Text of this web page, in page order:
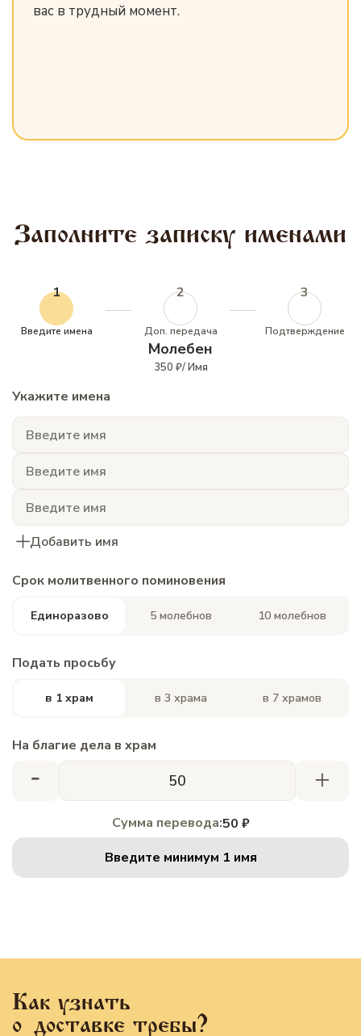
вас в трудный момент.
Заполните записку именами
1
Введите имена
2
Доп. передача
3
Подтверждение
Молебен
350 ₽/ Имя
Укажите имена
Добавить имя
Срок молитвенного поминовения
Единоразово 5 молебнов 10 молебнов
Подать просьбу
в 1 храм в 3 храма в 7 храмов
На благие дела в храм
- +
Сумма перевода:50 ₽
Введите минимум 1 имя
Как узнать
о доставке требы?